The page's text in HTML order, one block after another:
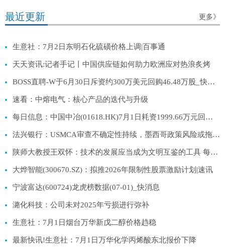
最近更新 更多》
生意社：7月2日东明石化硫磺价格上调|百事通
天天资讯:记者手记丨中国供应链如何助力欧洲应对热浪炙烤
BOSS直聘-W于6月30日斥资约300万美元回购46.48万股_快资讯
速看：中熔电气：核心产品的迭代与升级
每日信息：中国中冶(01618.HK)7月1日耗资1999.66万元回购807.05万股A股
法兴银行：USMCA审查不确定性持续，墨西哥政策风险或拖累增长与资本支出 每日报道
陕师大教授王双怀：技术的发展应当成为文明互鉴的工具 每日视讯
大烨智能(300670.SZ)：拟推2026年限制性股票激励计划|速讯
宁波富达(600724)龙虎榜数据(07-01)_快消息
潞化科技：公司未对2025年亏损进行弥补
生意社：7月1日烟台万华新戊二醇价格趋稳
最新快讯!生意社：7月1日万华化学丙烯酸东北报价下降